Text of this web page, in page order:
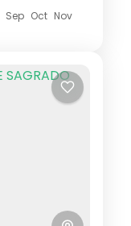
Sep Oct Nov